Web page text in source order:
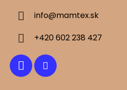
info@mamtex.sk
+420 602 238 427